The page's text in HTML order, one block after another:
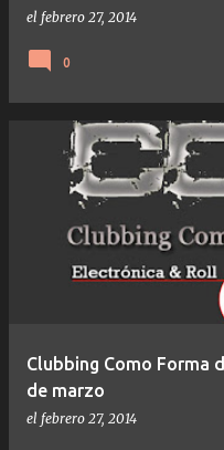
el febrero 27, 2014
0
Clubbing Como Forma
de marzo
el febrero 27, 2014